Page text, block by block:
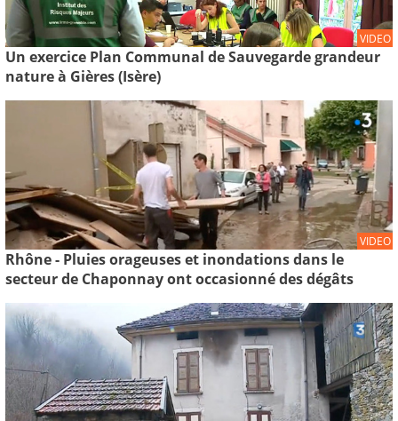
VIDEO
Un exercice Plan Communal de Sauvegarde grandeur
nature à Gières (Isère)
VIDEO
Rhône - Pluies orageuses et inondations dans le
secteur de Chaponnay ont occasionné des dégâts